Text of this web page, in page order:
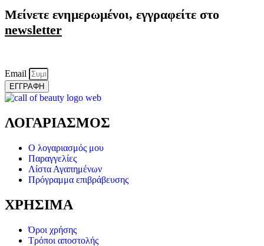
Μείνετε ενημερωμένοι, εγγραφείτε στο
newsletter
Email
ΕΓΓΡΑΦΗ
ΛΟΓΑΡΙΑΣΜΟΣ
Ο λογαριασμός μου
Παραγγελίες
Λίστα Αγαπημένων
Πρόγραμμα επιβράβευσης
ΧΡΗΣΙΜΑ
Όροι χρήσης
Τρόποι αποστολής